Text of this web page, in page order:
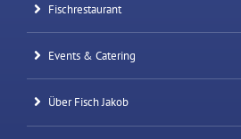
Fischrestaurant
Events & Catering
Über Fisch Jakob